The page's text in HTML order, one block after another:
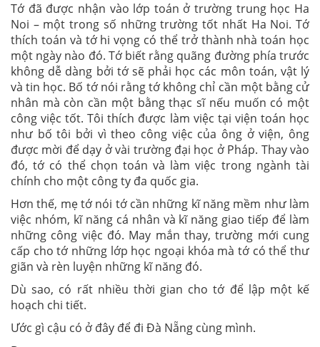
Tớ đã được nhận vào lớp toán ở trường trung học Ha
Noi – một trong số những trường tốt nhất Ha Noi. Tớ
thích toán và tớ hi vọng có thể trở thành nhà toán học
một ngày nào đó. Tớ biết rằng quãng đường phía trước
không dễ dàng bởi tớ sẽ phải học các môn toán, vật lý
và tin học. Bố tớ nói rằng tớ không chỉ cần một bằng cử
nhân mà còn cần một bằng thạc sĩ nếu muốn có một
công việc tốt. Tôi thích được làm việc tại viện toán học
như bố tôi bởi vì theo công việc của ông ở viện, ông
được mời để dạy ở vài trường đại học ở Pháp. Thay vào
đó, tớ có thể chọn toán và làm việc trong ngành tài
chính cho một công ty đa quốc gia.
Hơn thế, mẹ tớ nói tớ cần những kĩ năng mềm như làm
việc nhóm, kĩ năng cá nhân và kĩ năng giao tiếp để làm
những công việc đó. May mắn thay, trường mới cung
cấp cho tớ những lớp học ngoại khóa mà tớ có thể thư
giãn và rèn luyện những kĩ năng đó.
Dù sao, có rất nhiều thời gian cho tớ để lập một kế
hoạch chi tiết.
Ước gì cậu có ở đây để đi Đà Nẵng cùng mình.